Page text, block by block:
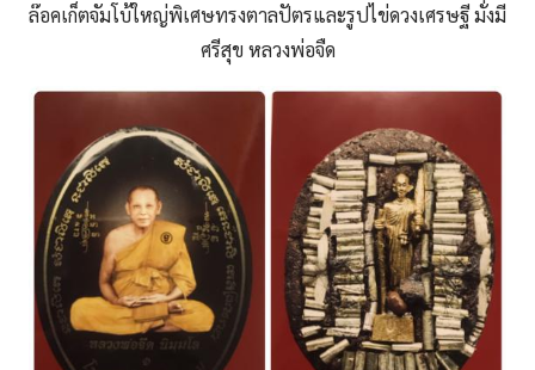
ล๊อคเก็ตจัมโบ้ใหญ่พิเศษทรงตาลปัตรและรูปไข่ดวงเศรษฐี มั่งมี
ศรีสุข หลวงพ่อจืด